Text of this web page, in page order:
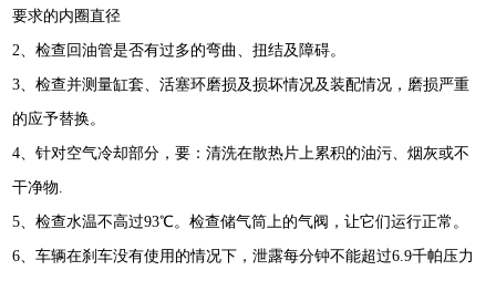
要求的内圈直径
2、检查回油管是否有过多的弯曲、扭结及障碍。
3、检查并测量缸套、活塞环磨损及损坏情况及装配情况，磨损严重
的应予替换。
4、针对空气冷却部分，要：清洗在散热片上累积的油污、烟灰或不
干净物.
5、检查水温不高过93℃。检查储气筒上的气阀，让它们运行正常。
6、车辆在刹车没有使用的情况下，泄露每分钟不能超过6.9千帕压力